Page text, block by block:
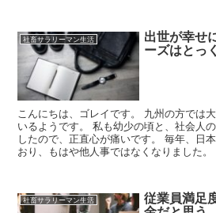
社畜サラリーマン生活 出世が幸せ
ーズはとっ
こんにちは、ゴレイです。 九州の方では
いるようです。 私も幼少の頃と、社会人
したので、正直心が痛いです。 毎年、日
おり、もはや他人事ではなくなりました
社畜サラリーマン生活 従業員満足